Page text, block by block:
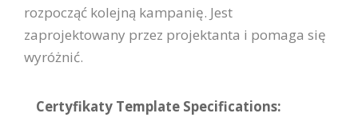
rozpocząć kolejną kampanię. Jest
zaprojektowany przez projektanta i pomaga się
wyróżnić.
Certyfikaty Template Specifications: